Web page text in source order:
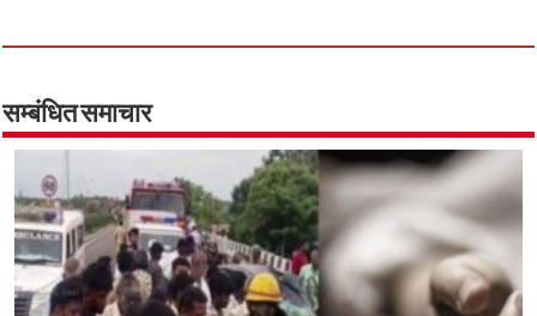
ce
b
o
o
k
wi
tt
er
h
at
p
p
ar
सम्बंधित समाचार